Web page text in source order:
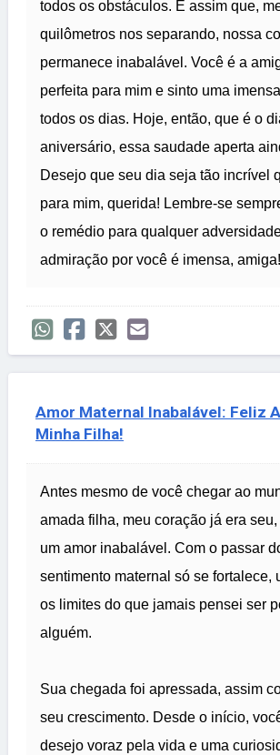
todos os obstáculos. É assim que,
quilômetros nos separando, nossa
permanece inabalável. Você é a
perfeita para mim e sinto uma
todos os dias. Hoje, então, que é o
aniversário, essa saudade aperta
Desejo que seu dia seja tão incrível
para mim, querida! Lembre-se
o remédio para qualquer
admiração por você é imensa, amiga!
Amor Maternal Inabalável: Feliz
Minha Filha!
Antes mesmo de você chegar ao
amada filha, meu coração já era
um amor inabalável. Com o passar
sentimento maternal só se fortalece,
os limites do que jamais pensei ser
alguém.
Sua chegada foi apressada, assim
seu crescimento. Desde o início,
desejo voraz pela vida e uma